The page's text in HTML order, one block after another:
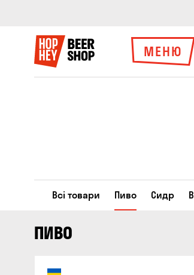
МЕНЮ
Всі товари Пиво Сидр
ПИВО